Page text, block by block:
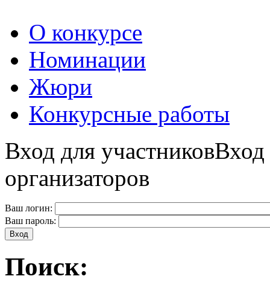
О конкурсе
Номинации
Жюри
Конкурсные работы
Вход для участников
организаторов
Ваш логин:
Ваш пароль:
Поиск: